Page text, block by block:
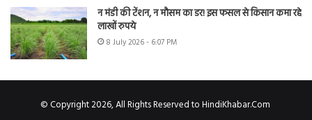
न मंडी की टेंशन, न मौसम का डर! इस फसल से किसान कमा रहे
लाखों रुपये
8 July 2026 - 6:07 PM
© Copyright 2026, All Rights Reserved to HindiKhabar.Com